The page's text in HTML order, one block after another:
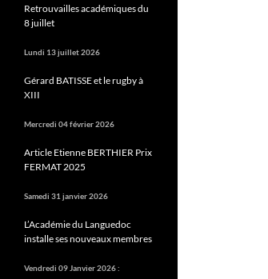
Retrouvailles académiques du
8 juillet
Lundi 13 juillet 2026
Gérard BATISSE et le rugby à
XIII
Mercredi 04 février 2026
Article Etienne BERTHIER Prix
FERMAT 2025
Samedi 31 janvier 2026
L’Académie du Languedoc
installe ses nouveaux membres
Vendredi 09 Janvier 2026 :